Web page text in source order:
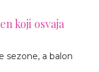
koji osvaja
sezone, a balon